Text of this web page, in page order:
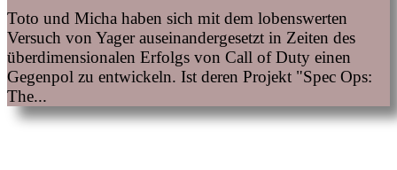
Toto und Micha haben sich mit dem lobenswerten
Versuch von Yager auseinandergesetzt in Zeiten des
überdimensionalen Erfolgs von Call of Duty einen
Gegenpol zu entwickeln. Ist deren Projekt "Spec Ops:
The...